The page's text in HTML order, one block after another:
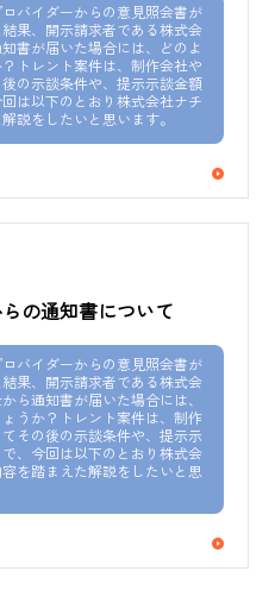
バイダーからの意見照会書が
果、開示請求者である株式会
書が届いた場合には、どのよ
トレント案件は、制作会社や
の示談条件や、提示示談金額
は以下のとおり株式会社ナチ
説をしたいと思います。
の通知書について
バイダーからの意見照会書が
果、開示請求者である株式会
ら通知書が届いた場合には、
うか？トレント案件は、制作
その後の示談条件や、提示示
、今回は以下のとおり株式会
を踏まえた解説をしたいと思